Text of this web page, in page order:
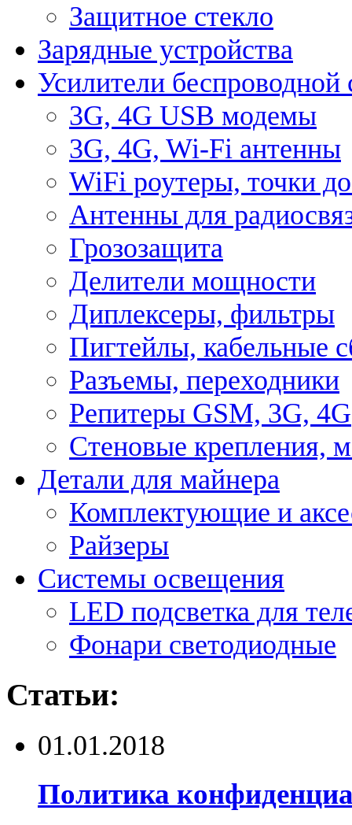
Защитное стекло
Зарядные устройства
Усилители беспроводной
3G, 4G USB модемы
3G, 4G, Wi-Fi антенны
WiFi роутеры, точки
Антенны для
Грозозащита
Делители мощности
Диплексеры, фильтры
Пигтейлы, кабельные
Разъемы, переходники
Репитеры GSM, 3G, 4G
Стеновые крепления,
Детали для майнера
Комплектующие и
Райзеры
Системы освещения
LED подсветка для
Фонари светодиодные
Статьи:
01.01.2018
Политика